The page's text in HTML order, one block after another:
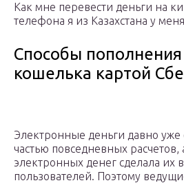
Как мне перевести деньги на
телефона я из Казахстана у
Способы пополнения
кошелька картой
Электронные деньги давно уже
частью повседневных расчетов,
электронных денег сделала их
пользователей. Поэтому